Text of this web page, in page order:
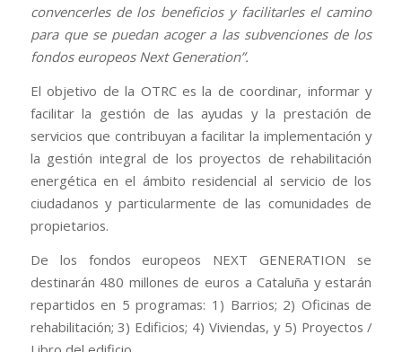
convencerles de los beneficios y facilitarles el camino
para que se puedan acoger a las subvenciones de los
fondos europeos Next Generation”.
El objetivo de la OTRC es la de coordinar, informar y
facilitar la gestión de las ayudas y la prestación de
servicios que contribuyan a facilitar la implementación y
la gestión integral de los proyectos de rehabilitación
energética en el ámbito residencial al servicio de los
ciudadanos y particularmente de las comunidades de
propietarios.
De los fondos europeos NEXT GENERATION se
destinarán 480 millones de euros a Cataluña y estarán
repartidos en 5 programas: 1) Barrios; 2) Oficinas de
rehabilitación; 3) Edificios; 4) Viviendas, y 5) Proyectos /